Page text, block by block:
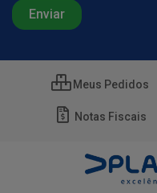
Meus Pedidos
Notas Fiscais